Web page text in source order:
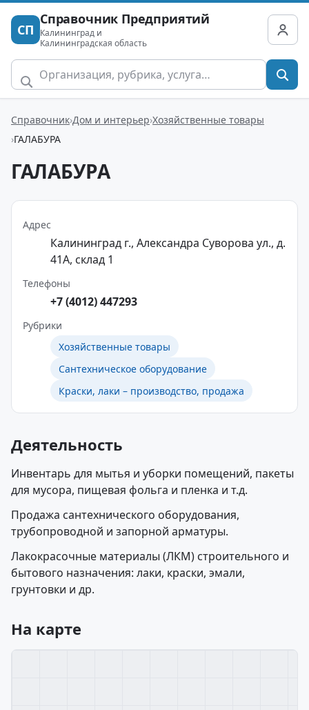
СП
Справочник Предприятий
Калининград и
Калининградская область
Справочник Дом и интерьер Хозяйственные товары
ГАЛАБУРА
ГАЛАБУРА
Адрес
Калининград г., Александра Суворова ул., д.
41А, склад 1
Телефоны
+7 (4012) 447293
Рубрики
Хозяйственные товары
Сантехническое оборудование
Краски, лаки – производство, продажа
Деятельность
Инвентарь для мытья и уборки помещений, пакеты
для мусора, пищевая фольга и пленка и т.д.
Продажа сантехнического оборудования,
трубопроводной и запорной арматуры.
Лакокрасочные материалы (ЛКМ) строительного и
бытового назначения: лаки, краски, эмали,
грунтовки и др.
На карте